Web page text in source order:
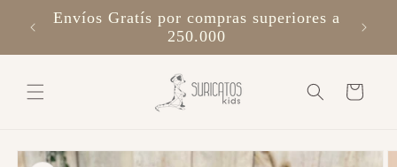
directamente
al contenido
Envíos Gratís por compras superiores a
250.000
Carrito
directamente